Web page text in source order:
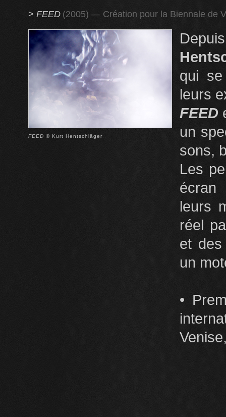
> FEED (2005) — Création pour la Biennale de
FEED © Kurt Hentschläger
qui
leurs
FEED
un
sons,
Les
écran
leurs
réel
et des
un
•